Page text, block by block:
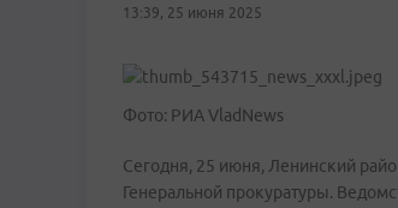
13:39, 25 июня 2025
Фото: РИА VladNews
Сегодня, 25 июня, Ленинский
Генеральной прокуратуры.